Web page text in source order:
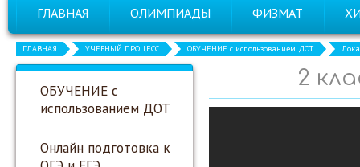
ГЛАВНАЯ ОЛИМПИАДЫ ФИЗМАТ
ГЛАВНАЯ УЧЕБНЫЙ ПРОЦЕСС ОБУЧЕНИЕ с использованием ДОТ
ОБУЧЕНИЕ с
использованием ДОТ
Онлайн подготовка к
2